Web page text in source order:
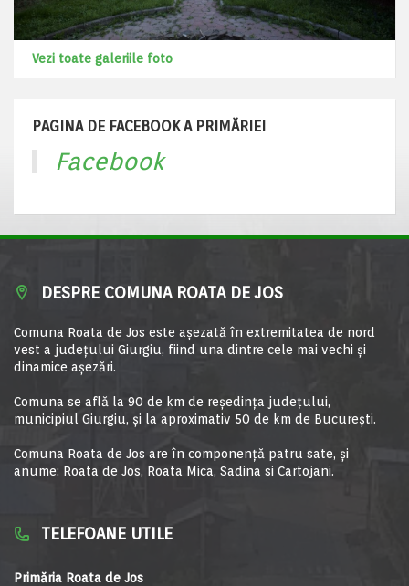
Vezi toate galeriile foto
PAGINA DE FACEBOOK A PRIMĂRIEI
Facebook
DESPRE COMUNA ROATA DE JOS
Comuna Roata de Jos este aşezată în extremitatea de nord
vest a judeţului Giurgiu, fiind una dintre cele mai vechi şi
dinamice aşezări.
Comuna se află la 90 de km de reşedinţa judeţului,
municipiul Giurgiu, şi la aproximativ 50 de km de Bucureşti.
Comuna Roata de Jos are în componență patru sate, și
anume: Roata de Jos, Roata Mica, Sadina si Cartojani.
TELEFOANE UTILE
Primăria Roata de Jos